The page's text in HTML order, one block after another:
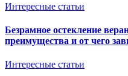
Интересные статьи
Безрамное остекление
преимущества и от чего
Интересные статьи